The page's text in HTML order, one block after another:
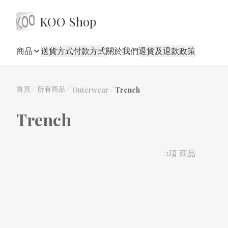
KOO Shop
商品 送貨方式付款方式關於我們退貨及退款政策
首頁/ 所有商品 / Outerwear/ Trench
Trench
2項 商品